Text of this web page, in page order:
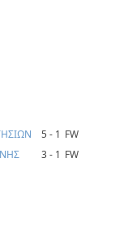
5 - 1 FW
3 - 1 FW